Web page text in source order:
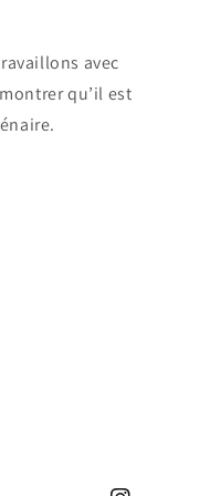
avec
qu’il est